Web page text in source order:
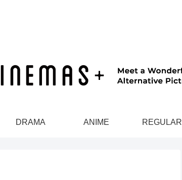
DRAMA ANIME REGULAR